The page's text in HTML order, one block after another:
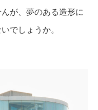
が、夢のある造形に
でしょうか。